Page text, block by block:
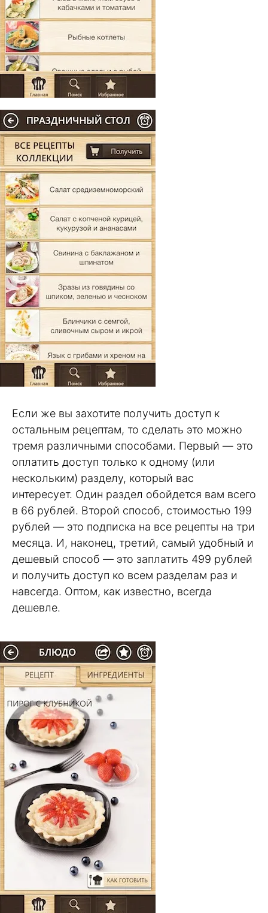
Если же вы захотите получить доступ к
остальным рецептам, то сделать это можно
тремя различными способами. Первый — это
оплатить доступ только к одному (или
нескольким) разделу, который вас
интересует. Один раздел обойдется вам всего
в 66 рублей. Второй способ, стоимостью 199
рублей — это подписка на все рецепты на три
месяца. И, наконец, третий, самый удобный и
дешевый способ — это заплатить 499 рублей
и получить доступ ко всем разделам раз и
навсегда. Оптом, как известно, всегда
дешевле.